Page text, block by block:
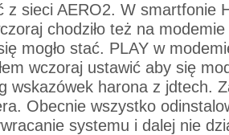
z sieci AERO2. W smartfonie
chodziło też na modemie
mogło stać. PLAY w
wczoraj ustawić aby się
wskazówek harona z jdtech.
Obecnie wszystko
systemu i dalej nie